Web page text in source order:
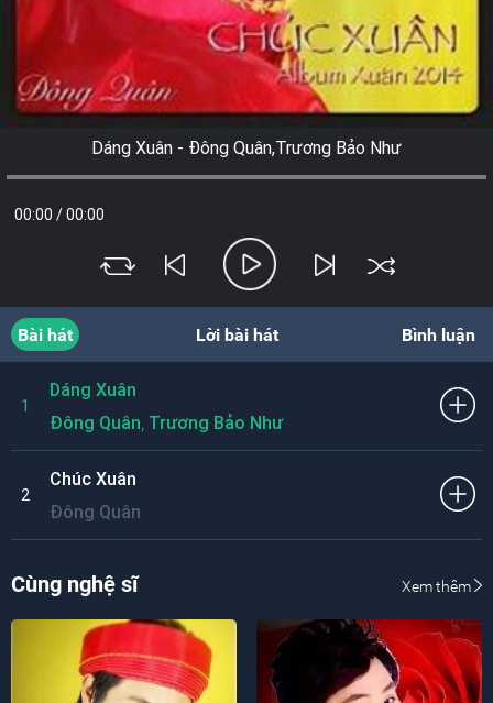
Dáng Xuân - Đông Quân,Trương Bảo Như
00:00 /00:00
Bài hát Lời bài hát Bình luận
1
Dáng Xuân
Đông Quân, Trương Bảo Như
2
Chúc Xuân
Đông Quân
Cùng nghệ sĩ Xem thêm